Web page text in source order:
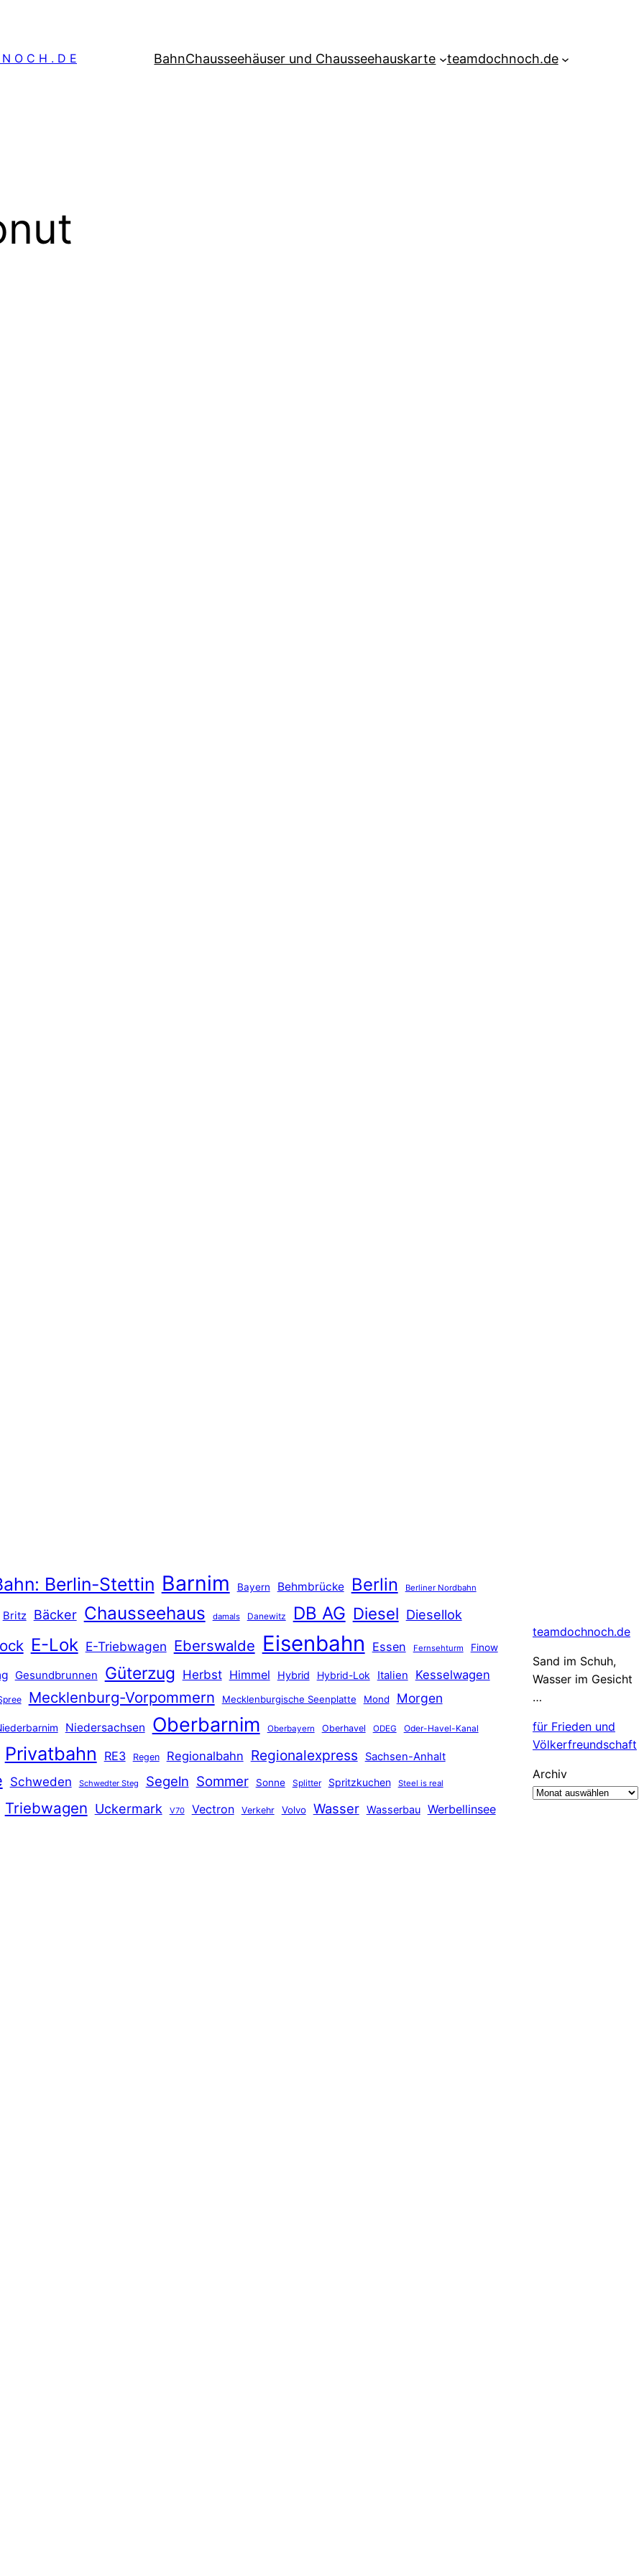
O C H . D E BahnChausseehäuser und Chausseehauskarte teamdochnoch.de
Berlin-Stettin Barnim Bayern Behmbrücke Berlin Berliner Nordbahn
Britz Bäcker Chausseehaus damals Danewitz DB AG Diesel Diesellok
E-Lok E-Triebwagen Eberswalde Eisenbahn Essen Fernsehturm Finow
Gesundbrunnen Güterzug Herbst Himmel Hybrid Hybrid-Lok Italien Kesselwagen
Mecklenburg-Vorpommern Mecklenburgische Seenplatte Mond Morgen
Niedersachsen Oberbarnim Oberbayern Oberhavel ODEG Oder-Havel-Kanal
Privatbahn RE3 Regen Regionalbahn Regionalexpress Sachsen-Anhalt
Schweden Schwedter Steg Segeln Sommer Sonne Splitter Spritzkuchen Steel is real
Triebwagen Uckermark V70 Vectron Verkehr Volvo Wasser Wasserbau Werbellinsee
teamdochnoch.de
Sand im Schuh,
Wasser im Gesicht
…
für Frieden und
Völkerfreundschaft
Archiv